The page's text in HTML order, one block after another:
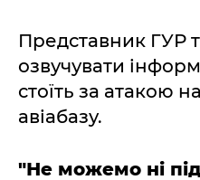
Представник ГУР
озвучувати
стоїть за атакою
авіабазу.
"Не можемо ні